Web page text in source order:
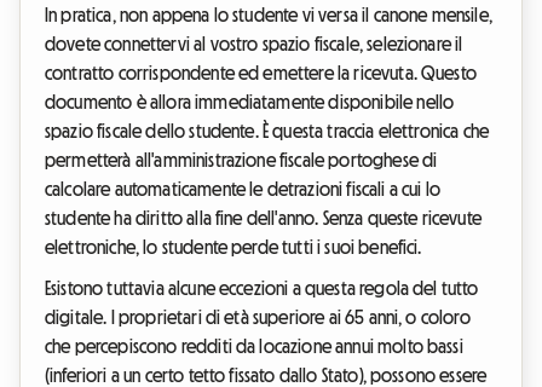
In pratica, non appena lo studente vi versa il canone mensile,
dovete connettervi al vostro spazio fiscale, selezionare il
contratto corrispondente ed emettere la ricevuta. Questo
documento è allora immediatamente disponibile nello
spazio fiscale dello studente. È questa traccia elettronica che
permetterà all'amministrazione fiscale portoghese di
calcolare automaticamente le detrazioni fiscali a cui lo
studente ha diritto alla fine dell'anno. Senza queste ricevute
elettroniche, lo studente perde tutti i suoi benefici.
Esistono tuttavia alcune eccezioni a questa regola del tutto
digitale. I proprietari di età superiore ai 65 anni, o coloro
che percepiscono redditi da locazione annui molto bassi
(inferiori a un certo tetto fissato dallo Stato), possono essere